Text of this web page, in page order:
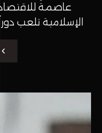
عاصمة
الإسلامية تلعب